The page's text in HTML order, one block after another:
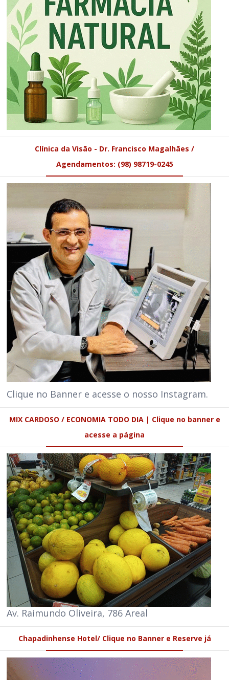
Clínica da Visão - Dr. Francisco Magalhães /
Agendamentos: (98) 98719-0245
Clique no Banner e acesse o nosso Instagram.
MIX CARDOSO / ECONOMIA TODO DIA | Clique no banner e
acesse a página
Av. Raimundo Oliveira, 786 Areal
Chapadinhense Hotel/ Clique no Banner e Reserve já